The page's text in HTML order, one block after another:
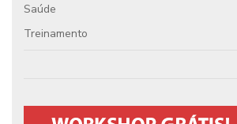
Saúde
Treinamento